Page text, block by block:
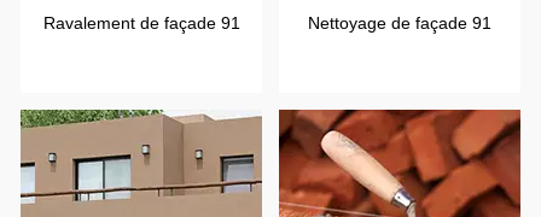
Ravalement de façade 91 Nettoyage de façade 91